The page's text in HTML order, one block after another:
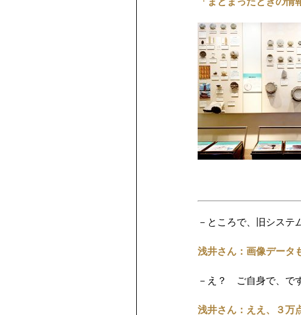
－ところで、旧システ
浅井さん：画像データ
－え？ ご自身で、で
浅井さん：ええ、３万